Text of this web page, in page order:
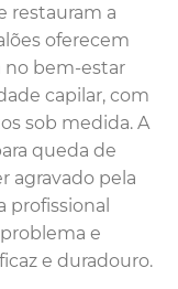
restauram a
oferecem
no bem-estar
capilar, com
sob medida. A
queda de
agravado pela
profissional
e
e duradouro.